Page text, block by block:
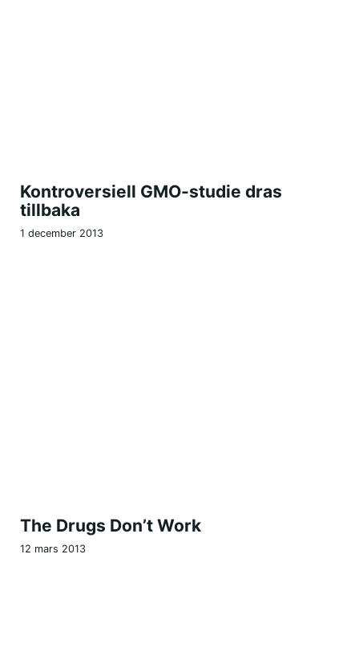
Kontroversiell GMO-studie dras
tillbaka
1 december 2013
The Drugs Don’t Work
12 mars 2013